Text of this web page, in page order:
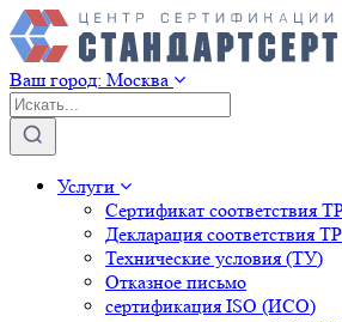
Ваш город: Москва
Услуги
Сертификат соответствия
Декларация соответствия
Технические условия (ТУ)
Отказное письмо
сертификация ISO (ИСО)